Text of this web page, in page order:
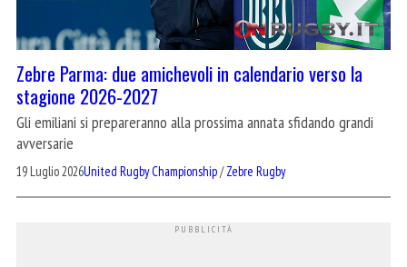
Zebre Parma: due amichevoli in calendario verso la
stagione 2026-2027
Gli emiliani si prepareranno alla prossima annata sfidando grandi
avversarie
19 Luglio 2026United Rugby Championship/Zebre Rugby